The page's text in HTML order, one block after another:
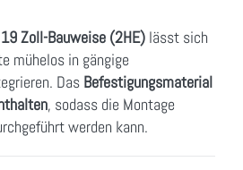
Zoll-Bauweise (2HE) lässt sich
mühelos in gängige
Das Befestigungsmaterial
, sodass die Montage
werden kann.